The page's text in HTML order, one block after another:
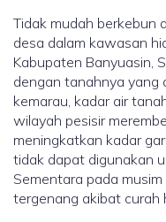
Tidak mudah berkebun
desa dalam kawasan
Kabupaten Banyuasin,
dengan tanahnya yang
kemarau, kadar air
wilayah pesisir
meningkatkan kadar
tidak dapat digunakan
Sementara pada
tergenang akibat curah